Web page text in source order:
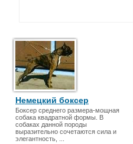
Немецкий боксер
Боксер среднего размера-мощная
собака квадратной формы. В
собаках данной породы
выразительно сочетаются сила и
элегантность, ...